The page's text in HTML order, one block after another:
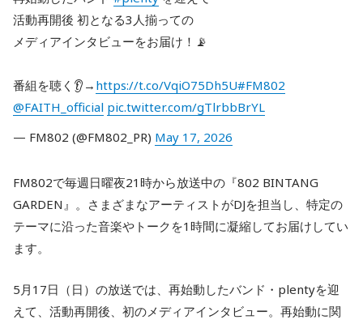
活動再開後 初となる3人揃っての
メディアインタビューをお届け！📡
番組を聴く👂→ https://t.co/VqiO75Dh5U#FM802
@FAITH_official pic.twitter.com/gTlrbbBrYL
— FM802 (@FM802_PR) May 17, 2026
FM802で毎週日曜夜21時から放送中の『802 BINTANG
GARDEN』。さまざまなアーティストがDJを担当し、特定の
テーマに沿った音楽やトークを1時間に凝縮してお届けしてい
ます。
5月17日（日）の放送では、再始動したバンド・plentyを迎
えて、活動再開後、初のメディアインタビュー。再始動に関